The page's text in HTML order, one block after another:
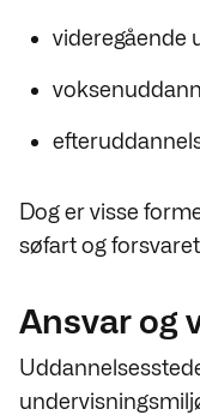
videregående
Dog er visse
søfart og
Ansvar og